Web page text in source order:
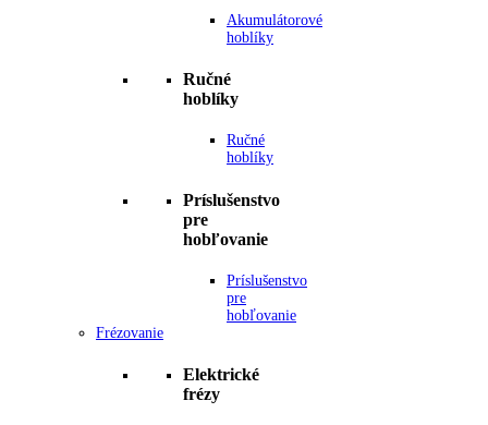
Akumulátorové
hoblíky
Ručné
hoblíky
Ručné
hoblíky
Príslušenstvo
pre
hobľovanie
Príslušenstvo
pre
hobľovanie
Frézovanie
Elektrické
frézy